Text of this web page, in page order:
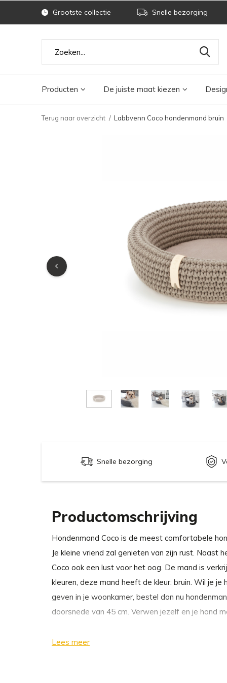
Producten De juiste maat kiezen
Grootste collectie Snelle bezorging
Terug naar overzicht Labbvenn Coco hondenmand bruin
Snelle bezorging
Productomschrijving
Hondenmand Coco is de meest comfortabele
Je kleine vriend zal genieten van zijn rust. Naast
Coco ook een lust voor het oog. De mand is
kleuren, deze mand heeft de kleur: bruin. Wil je je
geven in je woonkamer, bestel dan nu
doorsnede van 45 cm. Verwen jezelf en je hond
Waarom wij kiezen voor hondenmand Coco
Lees meer